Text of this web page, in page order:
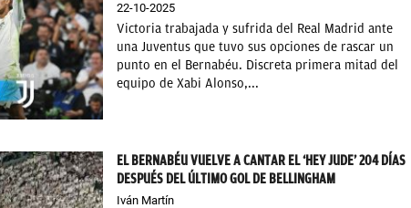
22-10-2025
Victoria trabajada y sufrida del Real Madrid ante
una Juventus que tuvo sus opciones de rascar un
punto en el Bernabéu. Discreta primera mitad del
equipo de Xabi Alonso,...
EL BERNABÉU VUELVE A CANTAR EL ‘HEY JUDE’ 204 DÍAS
DESPUÉS DEL ÚLTIMO GOL DE BELLINGHAM
Iván Martín